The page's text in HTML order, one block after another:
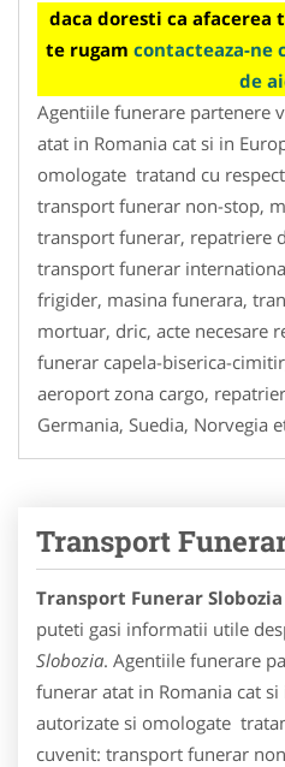
daca doresti ca afacerea
te rugam contacteaza-ne
de
Agentiile funerare partenere
atat in Romania cat si in
omologate tratand cu
transport funerar non-stop,
transport funerar, repatriere
transport funerar
frigider, masina funerara,
mortuar, dric, acte necesare
funerar capela-biserica-
aeroport zona cargo,
Germania, Suedia, Norvegia
Transport
Transport Funerar Slobozia
puteti gasi informatii utile
Slobozia. Agentiile funerare
funerar atat in Romania cat
autorizate si omologate
cuvenit: transport funerar